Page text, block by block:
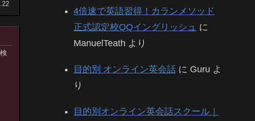
4倍速で英語習得！カランメソッド
正式認定校QQイングリッシュ に
ManuelTeath より
目的別 オンライン英会話 に Guru よ
り
目的別オンライン英会話スクール｜